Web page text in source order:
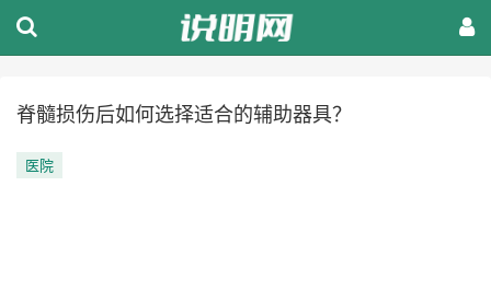
脊髓损伤后如何选择适合的辅助器具？
医院